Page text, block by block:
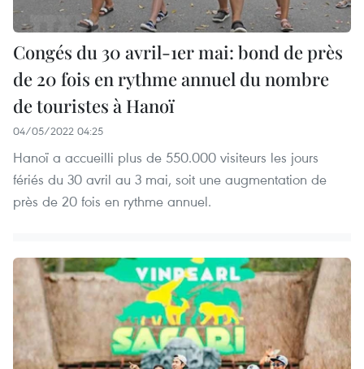
Congés du 30 avril-1er mai: bond de près
de 20 fois en rythme annuel du nombre
de touristes à Hanoï
04/05/2022 04:25
Hanoï a accueilli plus de 550.000 visiteurs les jours
fériés du 30 avril au 3 mai, soit une augmentation de
près de 20 fois en rythme annuel.